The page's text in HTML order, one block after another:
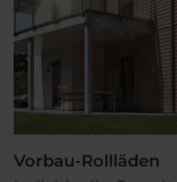
Vorbau-Rollläden